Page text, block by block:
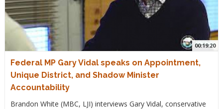
00:19:20
Federal MP Gary Vidal speaks on Appointment,
Unique District, and Shadow Minister
Accountability
Brandon White (MBC, LJI) interviews Gary Vidal, conservative